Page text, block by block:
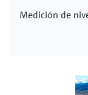
Medición de